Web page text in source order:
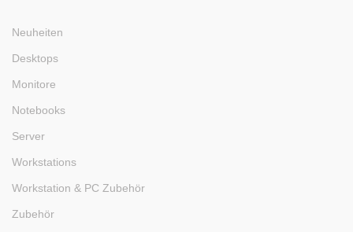
Neuheiten
Desktops
Monitore
Notebooks
Server
Workstations
Workstation & PC Zubehör
Zubehör